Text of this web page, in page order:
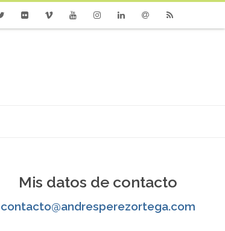
Mis datos de contacto
contacto@andresperezortega.com